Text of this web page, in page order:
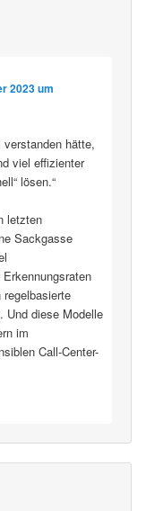
2023 um
verstanden hätte,
viel effizienter
lösen.“
letzten
Sackgasse
Und diese Modelle
im
Call-Center-